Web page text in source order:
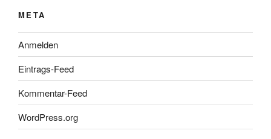
META
Anmelden
Eintrags-Feed
Kommentar-Feed
WordPress.org